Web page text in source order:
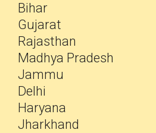
Bihar
Gujarat
Rajasthan
Madhya Pradesh
Jammu
Delhi
Haryana
Jharkhand